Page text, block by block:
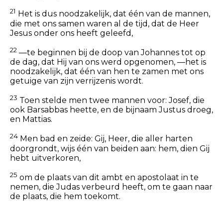
21 Het is dus noodzakelijk, dat één van de mannen,
die met ons samen waren al de tijd, dat de Heer
Jesus onder ons heeft geleefd,
22 —te beginnen bij de doop van Johannes tot op
de dag, dat Hij van ons werd opgenomen, —het is
noodzakelijk, dat één van hen te zamen met ons
getuige van zijn verrijzenis wordt.
23 Toen stelde men twee mannen voor: Josef, die
ook Barsabbas heette, en de bijnaam Justus droeg,
en Mattias.
24 Men bad en zeide: Gij, Heer, die aller harten
doorgrondt, wijs één van beiden aan: hem, dien Gij
hebt uitverkoren,
25 om de plaats van dit ambt en apostolaat in te
nemen, die Judas verbeurd heeft, om te gaan naar
de plaats, die hem toekomt.